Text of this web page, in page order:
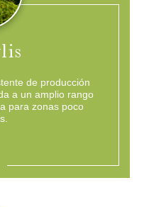
de producción
a un amplio rango
para zonas poco